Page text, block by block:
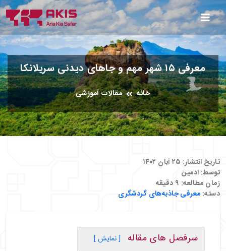
معرفی ۱۵ شهر مهم و جاهای دیدنی سریلانکا
خانه مقالات آموزشی
تاریخ انتشار: ۲۵ آبان ۱۴۰۲
توسط: ادمین
زمان مطالعه: ۹ دقیقه
دسته: معرفی جاذبه‌های گردشگری
سرفصل های مقاله
[ نمایش ]